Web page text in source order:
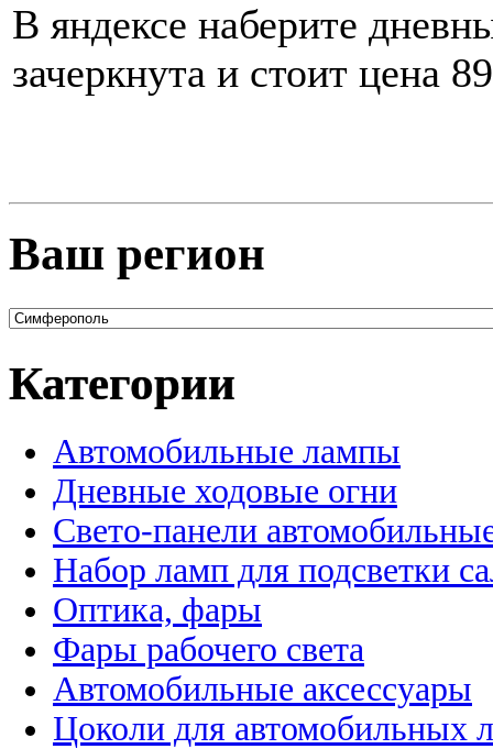
В яндексе наберите
зачеркнута и стоит цена
Ваш регион
Категории
Автомобильные лампы
Дневные ходовые огни
Свето-панели
Набор ламп для подсветки
Оптика, фары
Фары рабочего света
Автомобильные аксессуары
Цоколи для автомобильных